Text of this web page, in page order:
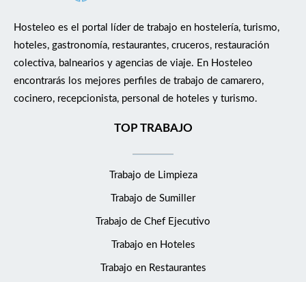
Hosteleo es el portal líder de trabajo en hostelería, turismo,
hoteles, gastronomía, restaurantes, cruceros, restauración
colectiva, balnearios y agencias de viaje. En Hosteleo
encontrarás los mejores perfiles de trabajo de camarero,
cocinero, recepcionista, personal de hoteles y turismo.
TOP TRABAJO
Trabajo de Limpieza
Trabajo de Sumiller
Trabajo de Chef Ejecutivo
Trabajo en Hoteles
Trabajo en Restaurantes